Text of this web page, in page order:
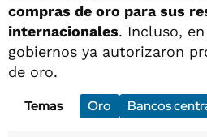
compras de oro para sus
internacionales. Incluso,
gobiernos ya autorizaron
de oro.
Temas
Oro Bancos